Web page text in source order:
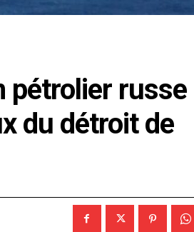
pétrolier russe
du détroit de